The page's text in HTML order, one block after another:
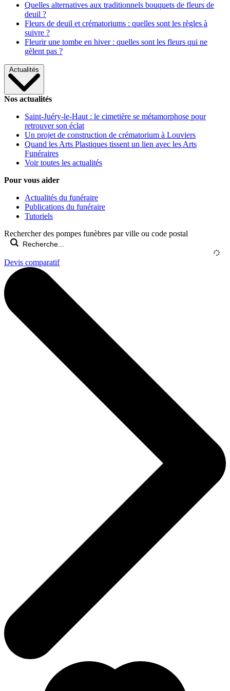
Quelles alternatives aux traditionnels bouquets de fleurs de
deuil ?
Fleurs de deuil et crématoriums : quelles sont les règles à
suivre ?
Fleurir une tombe en hiver : quelles sont les fleurs qui ne
gèlent pas ?
Actualités
Nos actualités
Saint-Juéry-le-Haut : le cimetière se métamorphose pour
retrouver son éclat
Un projet de construction de crématorium à Louviers
Quand les Arts Plastiques tissent un lien avec les Arts
Funéraires
Voir toutes les actualités
Pour vous aider
Actualités du funéraire
Publications du funéraire
Tutoriels
Rechercher des pompes funèbres par ville ou code postal
Devis comparatif